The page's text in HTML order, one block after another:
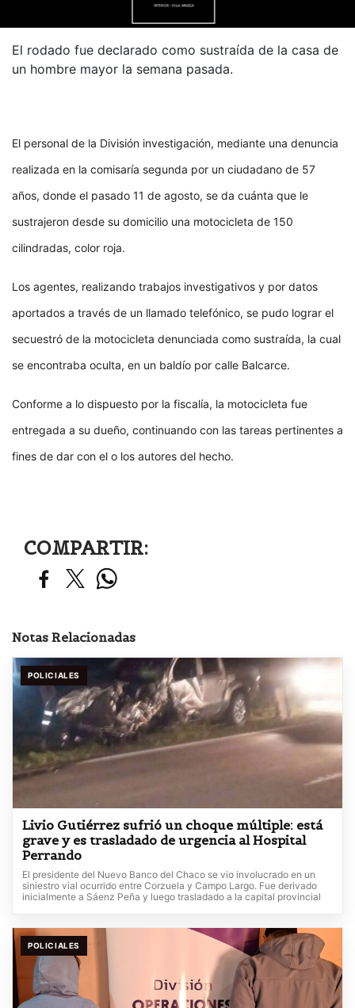
El rodado fue declarado como sustraída de la casa de
un hombre mayor la semana pasada.
El personal de la División investigación, mediante una denuncia
realizada en la comisaría segunda por un ciudadano de 57
años, donde el pasado 11 de agosto, se da cuánta que le
sustrajeron desde su domicilio una motocicleta de 150
cilindradas, color roja.
Los agentes, realizando trabajos investigativos y por datos
aportados a través de un llamado telefónico, se pudo lograr el
secuestró de la motocicleta denunciada como sustraída, la cual
se encontraba oculta, en un baldío por calle Balcarce.
Conforme a lo dispuesto por la fiscalía, la motocicleta fue
entregada a su dueño, continuando con las tareas pertinentes a
fines de dar con el o los autores del hecho.
COMPARTIR:
Notas Relacionadas
POLICIALES
Livio Gutiérrez sufrió un choque múltiple: está
grave y es trasladado de urgencia al Hospital
Perrando
El presidente del Nuevo Banco del Chaco se vio involucrado en un
siniestro vial ocurrido entre Corzuela y Campo Largo. Fue derivado
inicialmente a Sáenz Peña y luego trasladado a la capital provincial
POLICIALES